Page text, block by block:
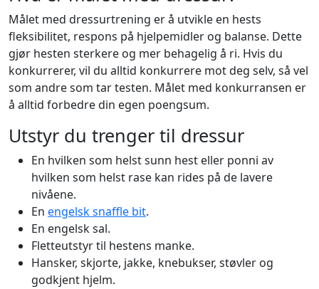
Målet med dressurtrening er å utvikle en hests
fleksibilitet, respons på hjelpemidler og balanse. Dette
gjør hesten sterkere og mer behagelig å ri. Hvis du
konkurrerer, vil du alltid konkurrere mot deg selv, så vel
som andre som tar testen. Målet med konkurransen er
å alltid forbedre din egen poengsum.
Utstyr du trenger til dressur
En hvilken som helst sunn hest eller ponni av
hvilken som helst rase kan rides på de lavere
nivåene.
En engelsk snaffle bit.
En engelsk sal.
Fletteutstyr til hestens manke.
Hansker, skjorte, jakke, knebukser, støvler og
godkjent hjelm.